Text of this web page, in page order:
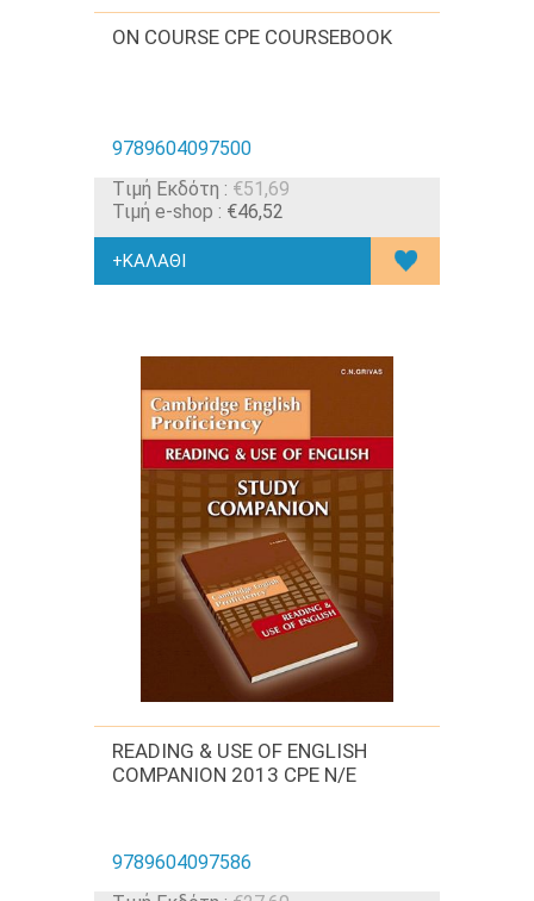
ON COURSE CPE COURSEBOOK
9789604097500
Tιμή Εκδότη : €51,69
Τιμή e-shop : €46,52
READING & USE OF ENGLISH
COMPANION 2013 CPE N/E
9789604097586